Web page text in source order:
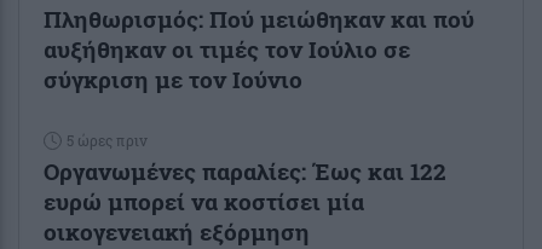
Πληθωρισμός: Πού μειώθηκαν και πού
αυξήθηκαν οι τιμές τον Ιούλιο σε
σύγκριση με τον Ιούνιο
5 ώρες πριν
Οργανωμένες παραλίες: Έως και 122
ευρώ μπορεί να κοστίσει μία
οικογενειακή εξόρμηση